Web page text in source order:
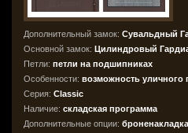
Дополнительный замок: Сувальдный
Основной замок: Цилиндровый
Петли: петли на подшипниках
Особенности: возможность уличного
Серия: Classic
Наличие: складская программа
Дополнительные опции: броненакладка